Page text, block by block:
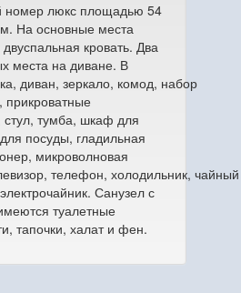
номер люкс площадью 54
На основные места
кровать. Два
места на диване. В
диван, зеркало, комод, набор
прикроватные
стул, тумба, шкаф для
посуды, гладильная
микроволновая
телефон, холодильник, чайный
Санузел с
туалетные
тапочки, халат и фен.